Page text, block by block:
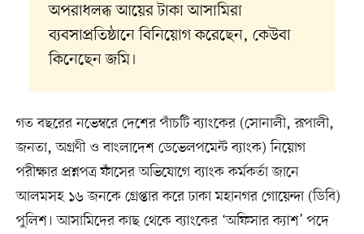
অপরাধলব্ধ আয়ের টাকা আসামিরা
ব্যবসাপ্রতিষ্ঠানে বিনিয়োগ করেছেন, কেউবা
কিনেছেন জমি।
গত বছরের নভেম্বরে দেশের পাঁচটি ব্যাংকের (সোনালী, রূপালী,
জনতা, অগ্রণী ও বাংলাদেশ ডেভেলপমেন্ট ব্যাংক) নিয়োগ
পরীক্ষার প্রশ্নপত্র ফাঁসের অভিযোগে ব্যাংক কর্মকর্তা জানে
আলমসহ ১৬ জনকে গ্রেপ্তার করে ঢাকা মহানগর গোয়েন্দা (ডিবি)
পুলিশ। আসামিদের কাছ থেকে ব্যাংকের ‘অফিসার ক্যাশ’ পদে